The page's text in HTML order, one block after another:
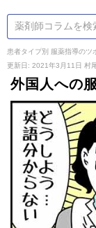
患者タイプ別 服薬指導のツ
更新日: 2021年3月11日 村
外国人への